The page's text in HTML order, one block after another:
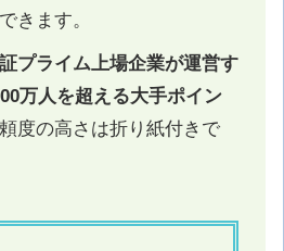
きます。
プライム上場企業が運営す
万人を超える大手ポイン
度の高さは折り紙付きで